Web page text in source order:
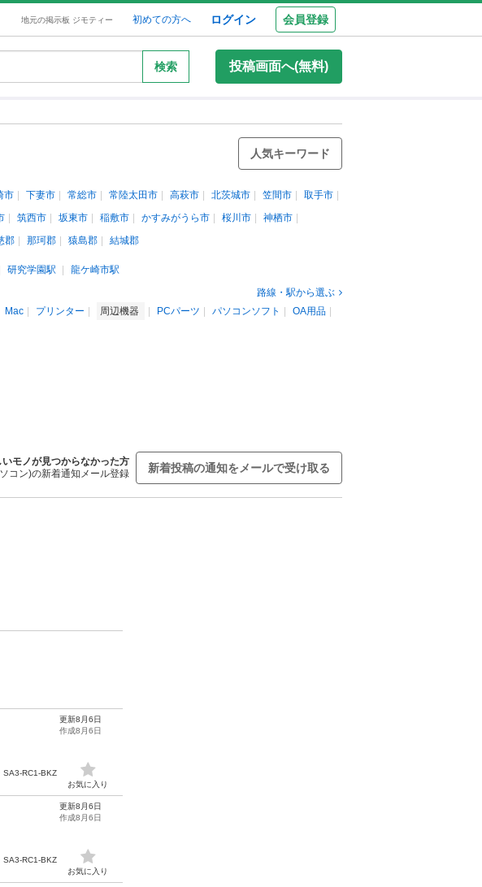
地元の掲示板 ジモティー 初めての方へ ログイン 会員登録
検索 投稿画面へ(無料)
人気キーワード
市 下妻市 常総市 常陸太田市 高萩市 北茨城市 笠間市
取手市
筑西市 坂東市 稲敷市 かすみがうら市 桜川市
神栖市
郡 那珂郡 猿島郡 結城郡
研究学園駅
龍ケ崎市駅
路線・駅から選ぶ
Mac プリンター 周辺機器 PCパーツ パソコンソフト
OA用品
モノが見つからなかった方
コン)の新着通知メール登録
新着投稿の通知をメールで受け取る
SA3-RC1-BKZ
更新8月6日
作成8月6日
お気に入り
SA3-RC1-BKZ
更新8月6日
作成8月6日
お気に入り